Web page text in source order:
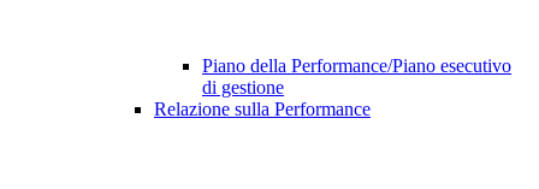
Piano della Performance/Piano esecutivo
di gestione
Relazione sulla Performance